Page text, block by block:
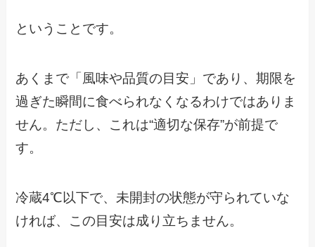
ということです。
あくまで「風味や品質の目安」であり、期限を
過ぎた瞬間に食べられなくなるわけではありま
せん。ただし、これは“適切な保存”が前提で
す。
冷蔵4℃以下で、未開封の状態が守られていな
ければ、この目安は成り立ちません。